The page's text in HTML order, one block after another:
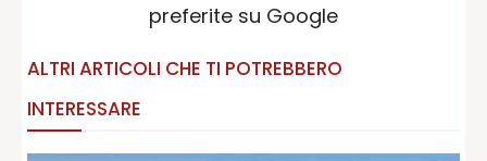
preferite su Google
ALTRI ARTICOLI CHE TI POTREBBERO
INTERESSARE